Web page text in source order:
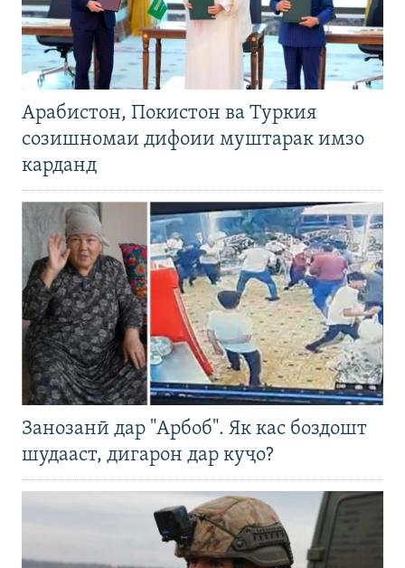
Арабистон, Покистон ва Туркия
созишномаи дифоии муштарак имзо
карданд
Занозанӣ дар "Арбоб". Як кас боздошт
шудааст, дигарон дар куҷо?